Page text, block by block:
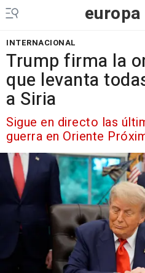
europa
INTERNACIONAL
Trump firma la
que levanta
a Siria
Sigue en directo las
guerra en Oriente